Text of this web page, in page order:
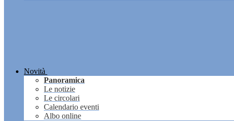
Novità
Panoramica
Le notizie
Le circolari
Calendario eventi
Albo online